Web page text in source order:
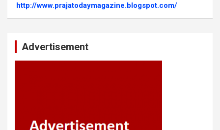
http://www.prajatodaymagazine.blogspot.com/
Advertisement